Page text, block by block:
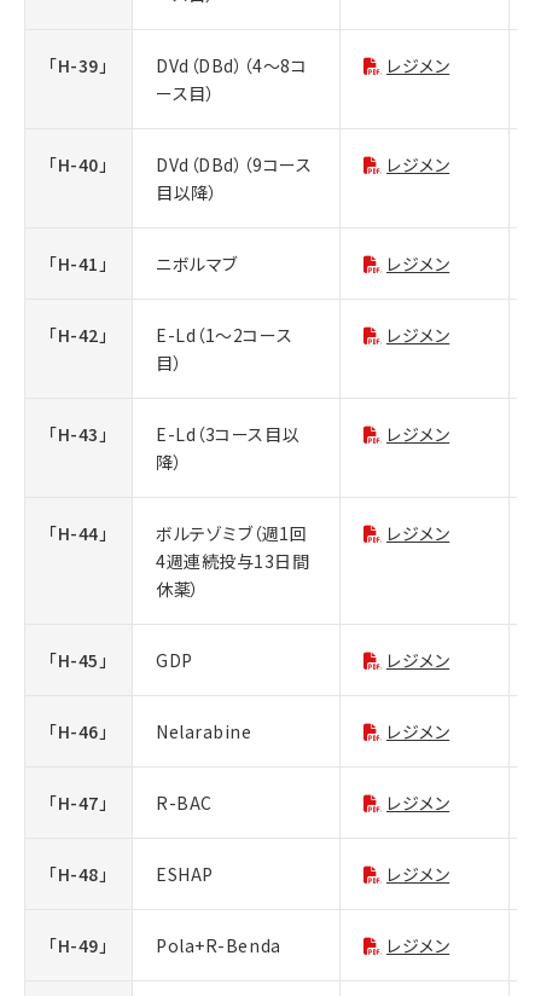
「H-39」
DVd（DBd）（4～8コ
ース目）
レジメン
「H-40」
DVd（DBd）（9コース
目以降）
レジメン
「H-41」 ニボルマブ レジメン
「H-42」
E-Ld（1～2コース
目）
レジメン
「H-43」
E-Ld（3コース目以
降）
レジメン
「H-44」
ボルテゾミブ（週1回
4週連続投与13日間
休薬）
レジメン
「H-45」 GDP レジメン
「H-46」 Nelarabine レジメン
「H-47」 R-BAC レジメン
「H-48」 ESHAP レジメン
「H-49」 Pola+R-Benda レジメン